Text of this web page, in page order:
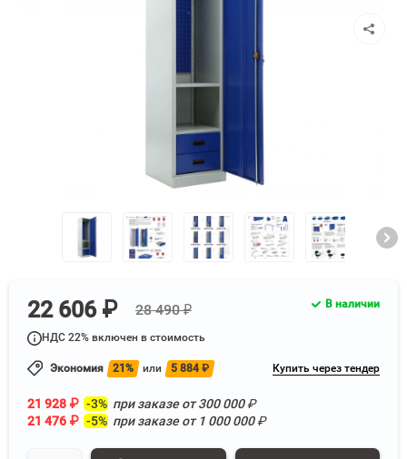
22 606 ₽ 28 490 ₽
НДС 22% включен в стоимость
Экономия 21% или 5 884 ₽ Купить через тендер
21 928 ₽ -3% при заказе от300 000₽
21 476 ₽ -5% при заказе от 1 000 000₽
В наличии